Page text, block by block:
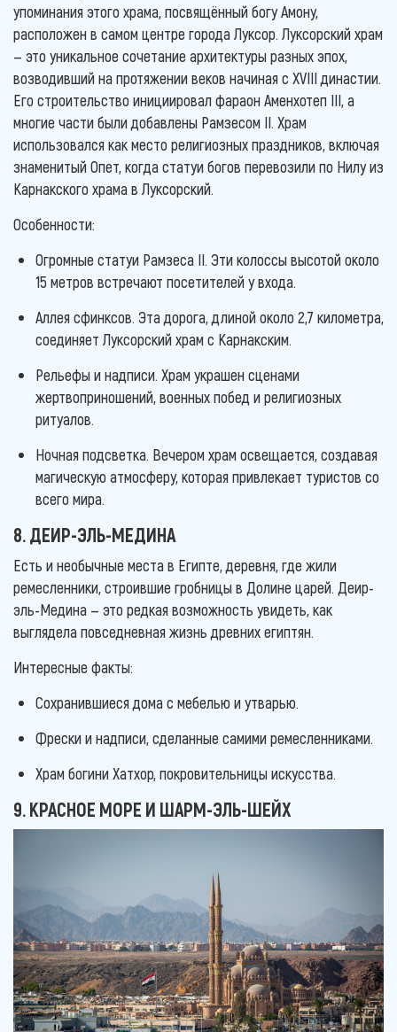
упоминания этого храма, посвящённый богу Амону,
расположен в самом центре города Луксор. Луксорский храм
— это уникальное сочетание архитектуры разных эпох,
возводивший на протяжении веков начиная с XVIII династии.
Его строительство инициировал фараон Аменхотеп III, а
многие части были добавлены Рамзесом II. Храм
использовался как место религиозных праздников, включая
знаменитый Опет, когда статуи богов перевозили по Нилу из
Карнакского храма в Луксорский.
Особенности:
Огромные статуи Рамзеса II. Эти колоссы высотой около
15 метров встречают посетителей у входа.
Аллея сфинксов. Эта дорога, длиной около 2,7 километра,
соединяет Луксорский храм с Карнакским.
Рельефы и надписи. Храм украшен сценами
жертвоприношений, военных побед и религиозных
ритуалов.
Ночная подсветка. Вечером храм освещается, создавая
магическую атмосферу, которая привлекает туристов со
всего мира.
8. ДЕИР-ЭЛЬ-МЕДИНА
Есть и необычные места в Египте, деревня, где жили
ремесленники, строившие гробницы в Долине царей. Деир-
эль-Медина — это редкая возможность увидеть, как
выглядела повседневная жизнь древних египтян.
Интересные факты:
Сохранившиеся дома с мебелью и утварью.
Фрески и надписи, сделанные самими ремесленниками.
Храм богини Хатхор, покровительницы искусства.
9. КРАСНОЕ МОРЕ И ШАРМ-ЭЛЬ-ШЕЙХ